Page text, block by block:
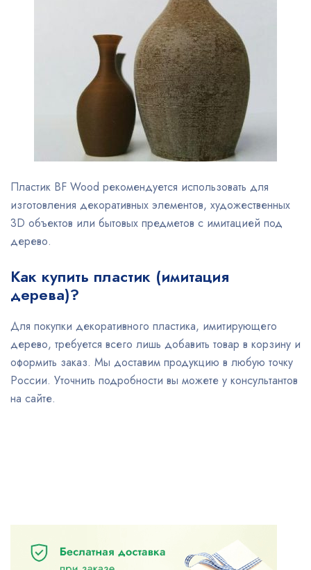
Пластик BF Wood рекомендуется использовать для
изготовления декоративных элементов, художественных
3D объектов или бытовых предметов с имитацией под
дерево.
Как купить пластик (имитация
дерева)?
Для покупки декоративного пластика, имитирующего
дерево, требуется всего лишь добавить товар в корзину и
оформить заказ. Мы доставим продукцию в любую точку
России. Уточнить подробности вы можете у консультантов
на сайте.